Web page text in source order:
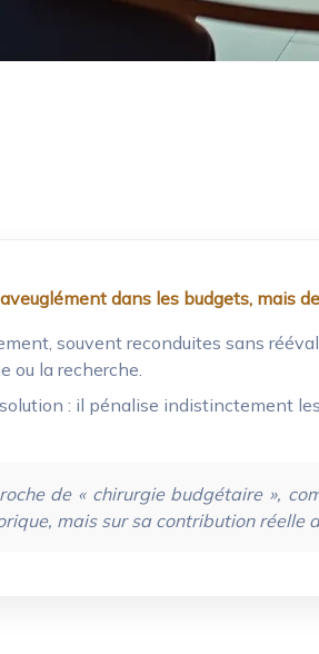
dans les budgets, mais
souvent reconduites sans
ou la recherche.
: il pénalise indistinctement
de « chirurgie budgétaire »,
mais sur sa contribution réelle